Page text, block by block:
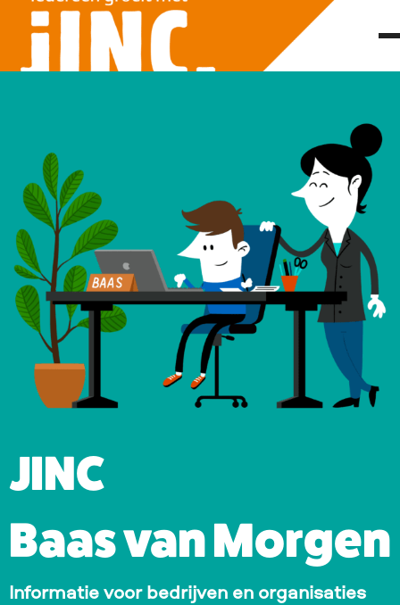
JINC
Baas van Morgen
Informatie voor bedrijven en organisaties